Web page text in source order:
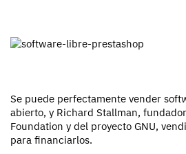
Se puede perfectamente vender
abierto, y Richard Stallman,
Foundation y del proyecto GNU,
para financiarlos.